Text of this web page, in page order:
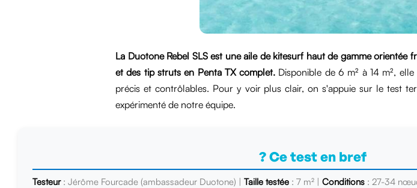
La Duotone Rebel SLS est une aile de kitesurf haut de gamme
et des tip struts en Penta TX complet. Disponible de 6 m² à 14 m²,
précis et contrôlables. Pour y voir plus clair, on s'appuie sur le test
expérimenté de notre équipe.
? Ce test en bref
Testeur: Jérôme Fourcade (ambassadeur Duotone) | Taille testée : 7 m² | Conditions : 27-34